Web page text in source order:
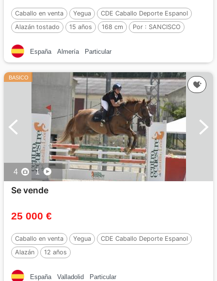
Caballo en venta Yegua
CDE Caballo Deporte Espanol
Alazán tostado
15 años 168 cm Por : SANCISCO
España Almería Particular
BASICO
4 1
Se vende
25 000 €
Caballo en venta Yegua
CDE Caballo Deporte Espanol
Alazán
12 años
España Valladolid Particular